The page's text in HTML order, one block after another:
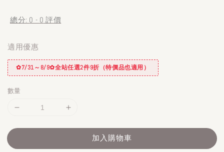
總分: 0 - 0 評價
適用優惠
✿7/31～8/9✿全站任選2件9折（特價品也適用）
數量
加入購物車